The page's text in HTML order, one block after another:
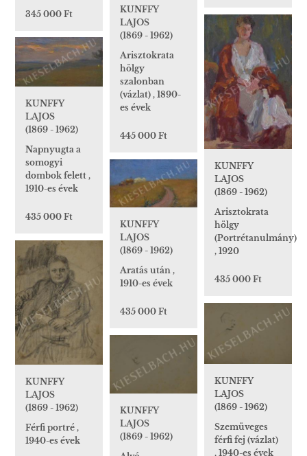
KUNFFY
LAJOS
(1869 - 1962)
Arisztokrata
hölgy
szalonban
(vázlat) , 1890-
es évek
445 000 Ft
345 000 Ft
KUNFFY
LAJOS
(1869 - 1962)
Arisztokrata
hölgy
(Portrétanulmány)
, 1920
435 000 Ft
KUNFFY
LAJOS
(1869 - 1962)
Napnyugta a
somogyi
dombok felett ,
1910-es évek
435 000 Ft
KUNFFY
LAJOS
(1869 - 1962)
Aratás után ,
1910-es évek
435 000 Ft
KUNFFY
LAJOS
(1869 - 1962)
Férfi portré ,
1940-es évek
KUNFFY
LAJOS
(1869 - 1962)
Szemüveges
férfi fej (vázlat)
, 1940-es évek
KUNFFY
LAJOS
(1869 - 1962)